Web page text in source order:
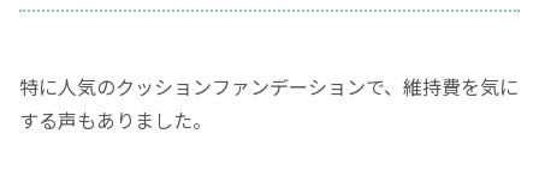
特に人気のクッションファンデーションで、維持費を気に
する声もありました。